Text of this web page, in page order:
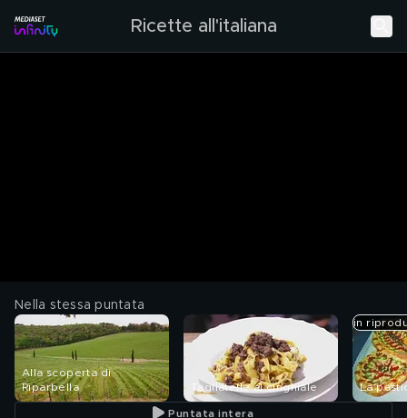
Ricette all'italiana
Nella stessa puntata
Alla scoperta di
Riparbella
Tagliatelle al cinghiale
in
La
Puntata intera